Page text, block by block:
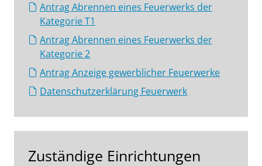
Antrag Abrennen eines Feuerwerks der
Kategorie T1
Antrag Abrennen eines Feuerwerks der
Kategorie 2
Antrag Anzeige gewerblicher Feuerwerke
Datenschutzerklärung Feuerwerk
Zuständige Einrichtungen